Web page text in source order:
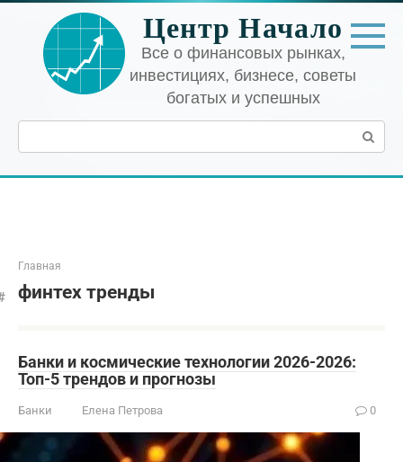
Перейти
контенту
Центр Начало
Все о финансовых рынках,
инвестициях, бизнесе, советы
богатых и успешных
Поиск:
Главная
финтех тренды
Банки и космические технологии 2026-2026:
Топ-5 трендов и прогнозы
Банки Елена Петрова 0